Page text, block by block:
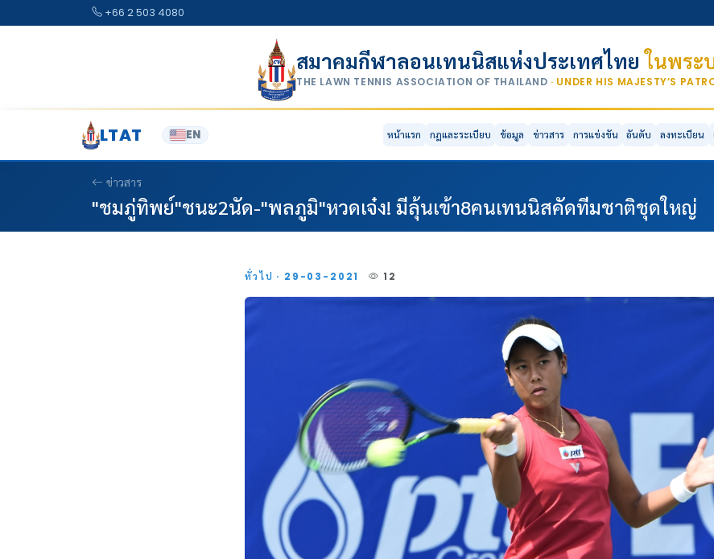
+66 2 503 4080
สมาคมกีฬาลอนเทนนิสแห่งประเทศไทยในพระ
THE LAWN TENNIS ASSOCIATION OF THAILAND · UNDER HIS MAJESTY’S
LTAT EN หน้าแรก กฎและระเบียบ ข้อมูล ข่าวสาร การแข่งขัน อันดับ ลงทะเบียน
ข่าวสาร
"ชมภู่ทิพย์"ชนะ2นัด-"พลภูมิ"หวดเจ๋ง! มีลุ้นเข้า8คนเทนนิสคัดทีมชาติชุดใหญ่
ทั่วไป · 29-03-2021 12